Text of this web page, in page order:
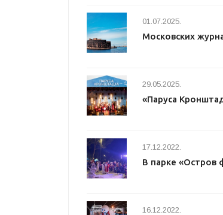
01.07.2025.
Московских
29.05.2025.
«Паруса
17.12.2022.
В парке «Остров
16.12.2022.